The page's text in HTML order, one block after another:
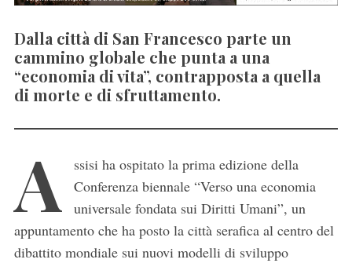
Dalla città di San Francesco parte un
cammino globale che punta a una
“economia di vita”, contrapposta a quella
di morte e di sfruttamento.
A
ssisi ha ospitato la prima edizione della
Conferenza biennale “Verso una economia
universale fondata sui Diritti Umani”, un
appuntamento che ha posto la città serafica al centro del
dibattito mondiale sui nuovi modelli di sviluppo